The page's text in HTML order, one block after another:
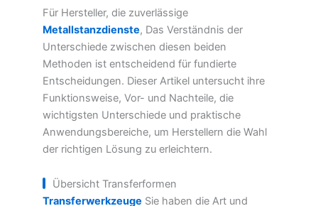
Für Hersteller, die zuverlässige
Metallstanzdienste, Das Verständnis der
Unterschiede zwischen diesen beiden
Methoden ist entscheidend für fundierte
Entscheidungen. Dieser Artikel untersucht ihre
Funktionsweise, Vor- und Nachteile, die
wichtigsten Unterschiede und praktische
Anwendungsbereiche, um Herstellern die Wahl
der richtigen Lösung zu erleichtern.
Übersicht Transferformen
Transferwerkzeuge Sie haben die Art und